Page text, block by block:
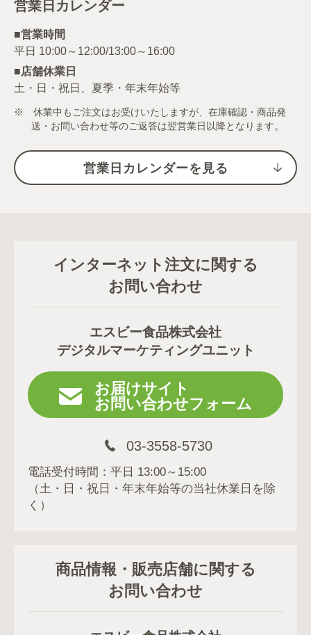
営業日カレンダー
■営業時間
■店舗休業日
土・日・祝日、夏季・年末年始等
※ 休業中もご注文はお受けいたしますが、在庫確認・商品発
送・お問い合わせ等のご返答は翌営業日以降となります。
営業日カレンダーを見る
インターネット注文に関する
お問い合わせ
エスビー食品株式会社
デジタルマーケティングユニット
お届けサイト
お問い合わせフォーム
03-3558-5730
電話受付時間：平日 13:00～15:00
（土・日・祝日・年末年始等の当社休業日を除
く）
商品情報・販売店舗に関する
お問い合わせ